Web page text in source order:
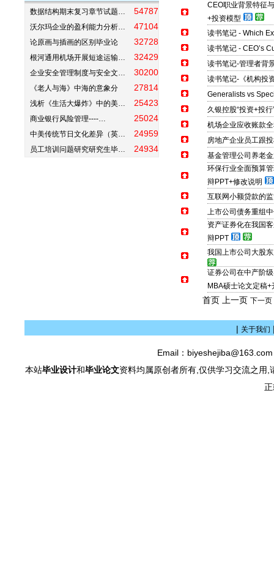
数据结构期末复习章节试题… 54787
沃尔玛企业的盈利能力分析… 47104
论原画与插画的区别毕业论 32728
根河通用机场开展短途运输… 32429
企业安全管理制度与安全文… 30200
《老人与海》中海的意象分 27814
浅析《生活大爆炸》中的美… 25423
商业银行风险管理----… 25024
中美传统节日文化差异（英… 24959
员工培训问题研究研究生毕… 24934
CEO职业背景特征
+投资模型
读书笔记 - Which
读书笔记 - CEO’s
读书笔记-管理者背
读书笔记-《机构投
Generalists vs
久银控股“投资+投
机场企业应收账款
房地产企业员工跟
基金管理公司养老
环保行业全面预算
辩PPT+修改说明
互联网小额贷款的
上市公司债务重组
资产证券化在我国
辩PPT
我国上市公司大股
证券公司在中产阶
MBA硕士论文定稿
首页 上一页 下一页
| 关于我们
Email：
本站毕业设计和毕业论文资料均属原创者所有,仅供学习交流之用